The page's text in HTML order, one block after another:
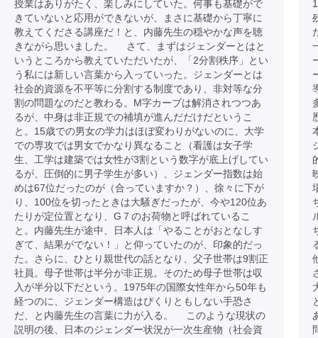
授業はありがたく、楽しみにしていた。何事も基礎がで
きていないと応用ができないが、まさに基礎から丁寧に
教えてくださる講座だ！と、内藤先生の穏やかな声を聴
きながら思いました。 さて、まずはジェンダーとはと
いうところから教えていただいたが、「2分割秩序」とい
う私には新しい言葉から入っていった。ジェンダーとは
社会的資源を不平等に分割する制度であり、非対等な分
割の問題なのだと教わる。M字カーブは解消されつつあ
るが、中身は非正規での補填が進んだだけだというこ
と。15歳での男女の学力はほぼ変わりがないのに、大学
での専攻では男女でかなり異なること（看護は女子学
生、工学は建築では女性が3割という数字が底上げしてい
るが、圧倒的に男子学生が多い）、ジェンダー指数は始
めは67位だったのが（合っていますか？）、徐々に下が
り、100位を切ったときは大騒ぎだったが、今や120位あ
たりが定位置となり、G７のお荷物と呼ばれているこ
と。内藤先生が途中、日本人は「やることがおとなしす
ぎて、結果がでない！」と仰っていたのが、印象的だっ
た。さらに、ひとり親世代の話となり、父子世帯は9割正
社員。母子世帯は半分が非正規。そのため母子世帯は収
入が半分以下だという。1975年の国際女性年から50年も
経つのに、ジェンダー構造はぴくりともしない手恐さ
だ、と内藤先生の言葉に力が入る。 このような現状の
説明の後、日本のジェンダー状況が一次生産物（社会資